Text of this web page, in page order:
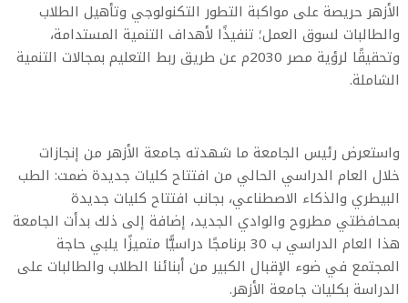
الأزهر حريصة على مواكبة التطور التكنولوجي وتأهيل الطلاب
والطالبات لسوق العمل؛ تنفيذًا لأهداف التنمية المستدامة،
وتحقيقًا لرؤية مصر 2030م عن طريق ربط التعليم بمجالات التنمية
الشاملة.
واستعرض رئيس الجامعة ما شهدته جامعة الأزهر من إنجازات
خلال العام الدراسي الحالي من افتتاح كليات جديدة ضمت: الطب
البيطري والذكاء الاصطناعي، بجانب افتتاح كليات جديدة
بمحافظتي مطروح والوادي الجديد، إضافة إلى ذلك بدأت الجامعة
هذا العام الدراسي ب 30 برنامجًا دراسيًّا متميزًا يلبي حاجة
المجتمع في ضوء الإقبال الكبير من أبنائنا الطلاب والطالبات على
الدراسة بكليات جامعة الأزهر.